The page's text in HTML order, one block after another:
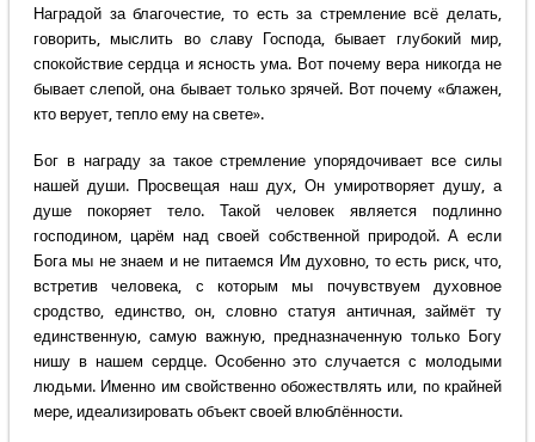
Наградой за благочестие, то есть за стремление всё делать,
говорить, мыслить во славу Господа, бывает глубокий мир,
спокойствие сердца и ясность ума. Вот почему вера никогда не
бывает слепой, она бывает только зрячей. Вот почему «блажен,
кто верует, тепло ему на свете».
Бог в награду за такое стремление упорядочивает все силы
нашей души. Просвещая наш дух, Он умиротворяет душу, а
душе покоряет тело. Такой человек является подлинно
господином, царём над своей собственной природой. А если
Бога мы не знаем и не питаемся Им духовно, то есть риск, что,
встретив человека, с которым мы почувствуем духовное
сродство, единство, он, словно статуя античная, займёт ту
единственную, самую важную, предназначенную только Богу
нишу в нашем сердце. Особенно это случается с молодыми
людьми. Именно им свойственно обожествлять или, по крайней
мере, идеализировать объект своей влюблённости.